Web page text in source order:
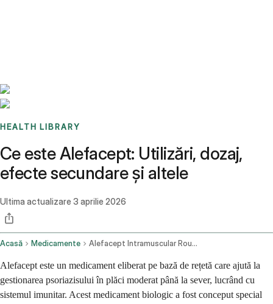
HEALTH LIBRARY
Ce este Alefacept: Utilizări, dozaj,
efecte secundare și altele
Ultima actualizare 3 aprilie 2026
Acasă Medicamente Alefacept Intramuscular Route
Alefacept este un medicament eliberat pe bază de rețetă care ajută la
gestionarea psoriazisului în plăci moderat până la sever, lucrând cu
sistemul imunitar. Acest medicament biologic a fost conceput special